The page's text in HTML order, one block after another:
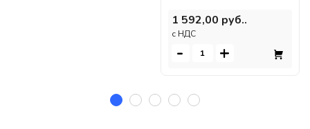
1 592,00 руб..
c НДС
- +